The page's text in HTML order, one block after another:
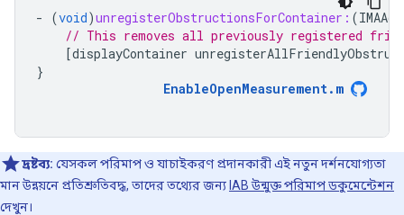
- (void)unregisterObstructionsForContainer: (
// This removes all previously registered
[displayContainer
}
EnableOpenMeasurement. m
দ্রষ্টব্য: যেসকল পরিমাপ ও যাচাইকরণ প্রদানকারী এই নতুন দর্শনযোগ্যতা
মান উন্নয়নে প্রতিশ্রুতিবদ্ধ, তাদের তথ্যের জন্যIAB উন্মুক্ত পরিমাপ ডকুমেন্টেশন
দেখুন।